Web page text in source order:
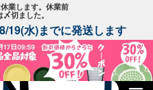
業します。休業前
切ました。
19(水)までに発送します